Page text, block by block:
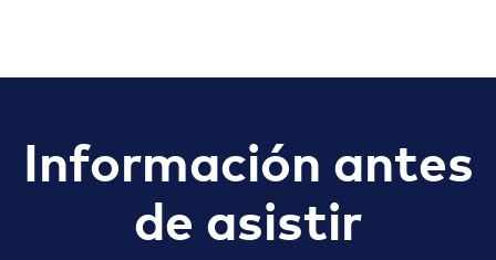
Información antes
de asistir